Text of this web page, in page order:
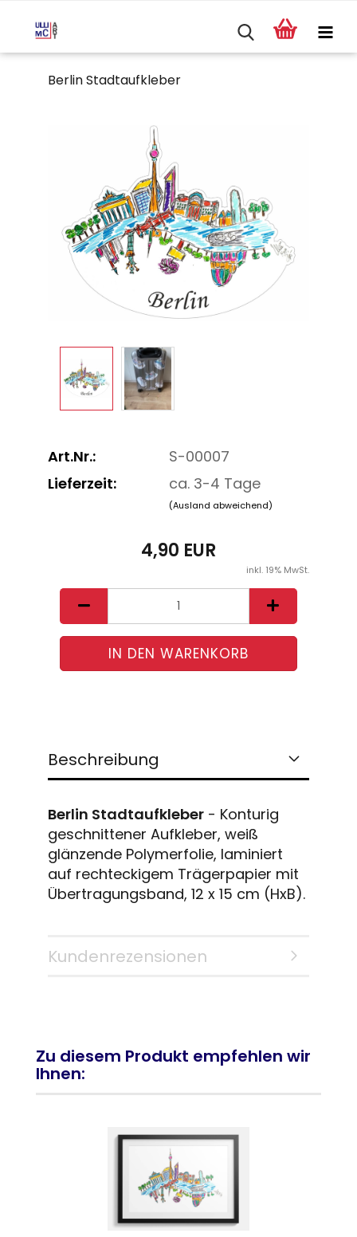
Berlin Stadtaufkleber
Art.Nr.:
S-00007
Lieferzeit:
ca. 3-4 Tage
(Ausland abweichend)
4,90 EUR
inkl. 19% MwSt.
Beschreibung
Berlin Stadtaufkleber - Konturig
geschnittener Aufkleber, weiß
glänzende Polymerfolie, laminiert
auf rechteckigem Trägerpapier mit
Übertragungsband, 12 x 15 cm (HxB).
Kundenrezensionen
Zu diesem Produkt empfehlen wir
Ihnen: